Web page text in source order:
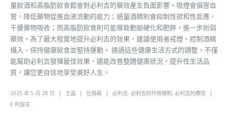
量飲酒和高脂肪飲食都會對必利吉的藥效產生負面影響。吸煙會損害血
管，降低藥物促進血液流動的能力；過量酒精則會抑制性欲和性反應，
干擾藥物吸收；而高脂肪飲食則可能導致動脈硬化和肥胖，進一步削弱
藥效。為了最大程度地提升必利吉的效果，建議使用者戒煙、控制酒精
攝入、保持健康飲食並堅持運動。 通過這些健康生活方式的調整，不僅
能幫助必利吉發揮最佳效果，還能改善整體健康狀況，提升性生活品
質，讓您更自信地享受美好人生。
2025 年 5 月 28 日 王晶 壯陽藥 必利吉, 必利吉的作用機制, 必利吉的療效
0 則留言